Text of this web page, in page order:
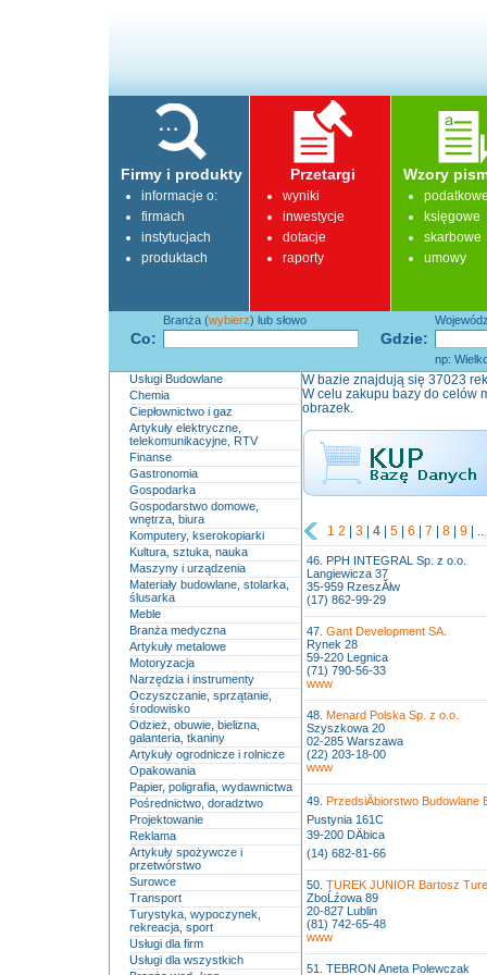
Firmy i produkty
informacje o:
firmach
instytucjach
produktach
Przetargi
wyniki
inwestycje
dotacje
raporty
Wzory
księgowe
skarbowe
umowy
Co: Gdzie:
Branża (wybierz) lub słowo
np:
Usługi Budowlane
Chemia
Ciepłownictwo i gaz
Artykuły elektryczne,
telekomunikacyjne, RTV
Finanse
Gastronomia
Gospodarka
Gospodarstwo domowe,
wnętrza, biura
Komputery, kserokopiarki
Kultura, sztuka, nauka
Maszyny i urządzenia
Materiały budowlane, stolarka,
ślusarka
Meble
Branża medyczna
Artykuły metalowe
Motoryzacja
Narzędzia i instrumenty
Oczyszczanie, sprzątanie,
środowisko
Odzież, obuwie, bielizna,
galanteria, tkaniny
Artykuły ogrodnicze i rolnicze
Opakowania
Papier, poligrafia, wydawnictwa
Pośrednictwo, doradztwo
Projektowanie
Reklama
Artykuły spożywcze i
przetwórstwo
Surowce
Transport
Turystyka, wypoczynek,
rekreacja, sport
Usługi dla firm
Usługi dla wszystkich
W bazie znajdują się 37023
W celu zakupu bazy do celów
obrazek.
1 2 | 3 | 4 | 5 | 6 | 7 | 8 | 9 | ..
46. PPH INTEGRAL Sp. z o.o.
Langiewicza 37
35-959 RzeszĂłw
(17) 862-99-29
47. Gant Development SA.
Rynek 28
59-220 Legnica
(71) 790-56-33
www
48. Menard Polska Sp. z o.o.
Szyszkowa 20
02-285 Warszawa
(22) 203-18-00
www
49. PrzedsiÄbiorstwo Budowlane
Pustynia 161C
39-200 DÄbica
(14) 682-81-66
50. TUREK JUNIOR Bartosz
ZboĹźowa 89
20-827 Lublin
(81) 742-65-48
www
51. TEBRON Aneta Polewczak